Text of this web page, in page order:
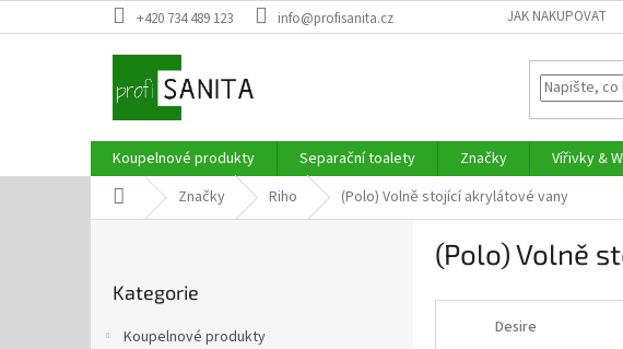
na
+420 734 489 123 info@profisanita.cz JAK NAKUPOVAT
Koupelnové produkty Separační toalety Značky Vířivky &
Domů Značky Riho (Polo) Volně stojící akrylátové vany
kategorie
Kategorie
Koupelnové produkty
(Polo) Volně
Desire